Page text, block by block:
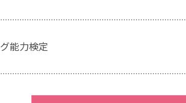
能力検定